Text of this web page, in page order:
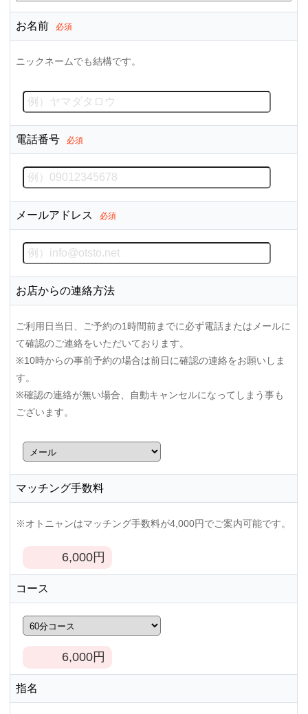
お名前 必須
ニックネームでも結構です。
電話番号 必須
メールアドレス 必須
お店からの連絡方法
ご利用日当日、ご予約の1時間前までに必ず電話またはメールに
て確認のご連絡をいただいております。
※10時からの事前予約の場合は前日に確認の連絡をお願いしま
す。
※確認の連絡が無い場合、自動キャンセルになってしまう事も
ございます。
マッチング手数料
※オトニャンはマッチング手数料が4,000円でご案内可能です。
6,000円
コース
6,000円
指名